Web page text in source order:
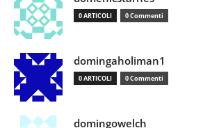
0 ARTICOLI 0 Commenti
domingaholiman1
0 ARTICOLI 0 Commenti
domingowelch